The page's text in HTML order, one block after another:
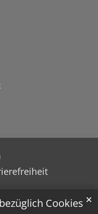
Cookies ✕